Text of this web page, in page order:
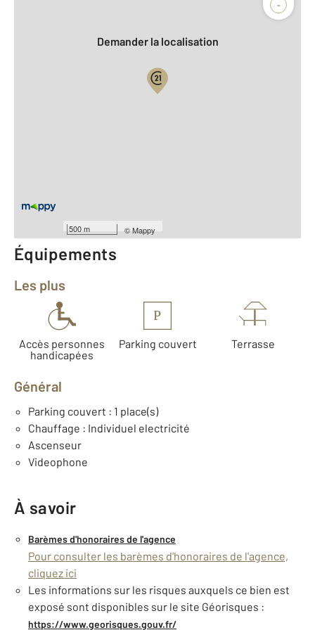
-
500 m ©Mappy
Demander la localisation
Année construction : 2026
Équipements
Les plus
Accès personnes
handicapées
P
Parking couvert Terrasse
Général
Parking couvert : 1 place(s)
Chauffage : Individuel electricité
Ascenseur
Videophone
À savoir
Barèmes d'honoraires de l'agence
Pour consulter les barèmes d'honoraires de l'agence,
cliquez ici
Les informations sur les risques auxquels ce bien est
exposé sont disponibles sur le site Géorisques :
https://www.georisques.gouv.fr/